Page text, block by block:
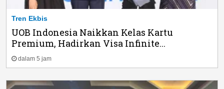
Tren Ekbis
UOB Indonesia Naikkan Kelas Kartu
Premium, Hadirkan Visa Infinite...
dalam 5 jam